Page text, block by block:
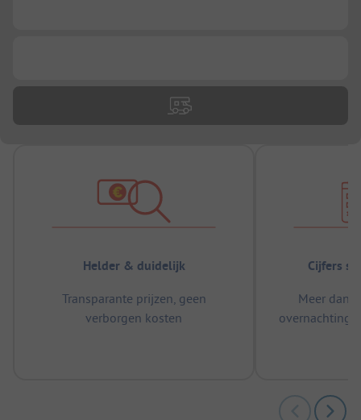
Helder & duidelijk
Transparante prijzen, geen
verborgen kosten
Cijfers
Meer dan